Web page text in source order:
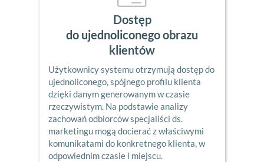
Dostęp
do ujednoliconego obrazu
klientów
Użytkownicy systemu otrzymują dostęp do
ujednoliconego, spójnego profilu klienta
dzięki danym generowanym w czasie
rzeczywistym. Na podstawie analizy
zachowań odbiorców specjaliści ds.
marketingu mogą docierać z właściwymi
komunikatami do konkretnego klienta, w
odpowiednim czasie i miejscu.